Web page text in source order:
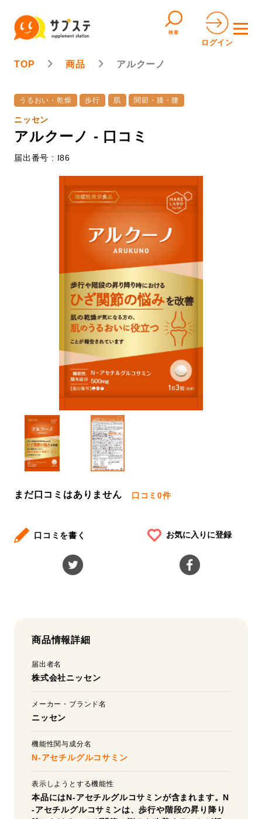
検索
ログイン
TOP 商品 アルクーノ
うるおい・乾燥 歩行 肌 関節・膝・腰
ニッセン
アルクーノ - 口コミ
届出番号 : I86
まだ口コミはありません 口コミ0件
口コミを書く お気に入りに登録
商品情報詳細
届出者名
株式会社ニッセン
メーカー・ブランド名
ニッセン
機能性関与成分名
N-アセチルグルコサミン
表示しようとする機能性
本品にはN-アセチルグルコサミンが含まれます。N
-アセチルグルコサミンは、歩行や階段の昇り降り